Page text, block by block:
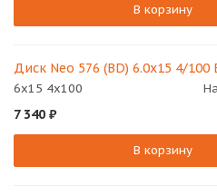
В корзину
Диск Neo 576 (BD) 6.0x15 4/100
6x15 4x100
7 340 ₽
В корзину